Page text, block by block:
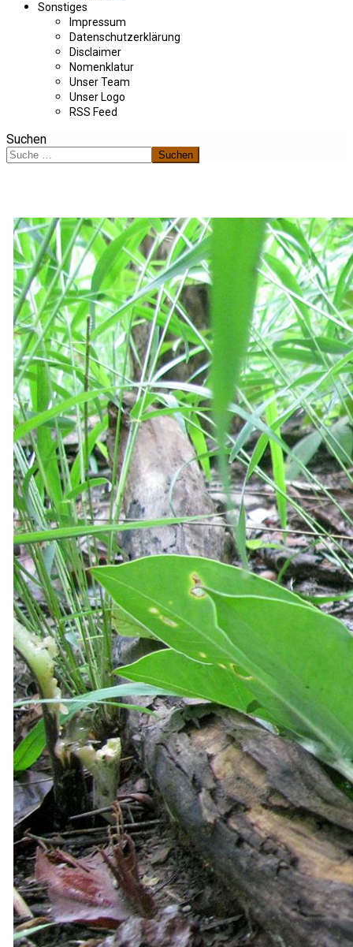
Sonstiges
Impressum
Datenschutzerklärung
Disclaimer
Nomenklatur
Unser Team
Unser Logo
RSS Feed
Suchen
Suchen